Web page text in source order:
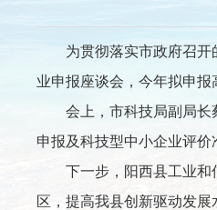
为贯彻落实市政府召开的
业申报座谈会，今年拟申
会上，市科技局副局长蔡
申报及科技型中小企业评
下一步，阳西县工业和信
区，提高我县创新驱动发展